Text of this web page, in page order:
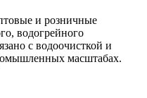
и розничные
водогрейного
с водоочисткой и
масштабах.